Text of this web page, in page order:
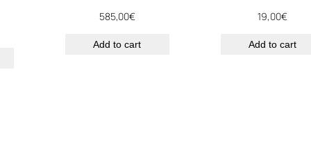
585,00€
Add to cart
19,00€
Add to cart